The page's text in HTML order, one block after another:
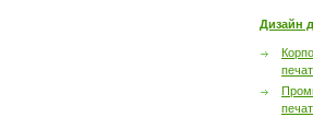
Дизайн